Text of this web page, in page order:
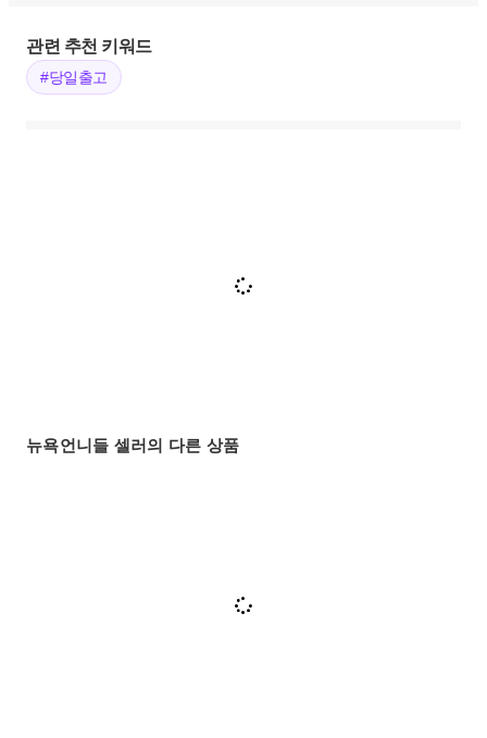
관련 추천 키워드
#당일출고
뉴욕언니들 셀러의 다른 상품